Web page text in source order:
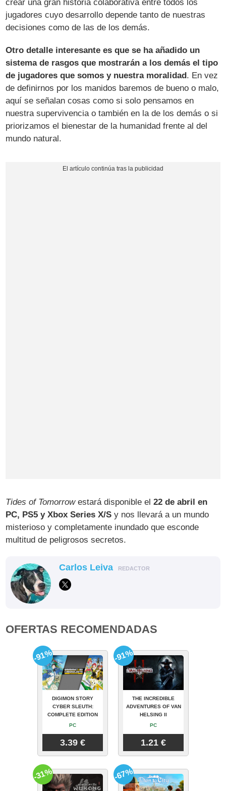
crear una gran historia colaborativa entre todos los
jugadores cuyo desarrollo depende tanto de nuestras
decisiones como de las de los demás.
Otro detalle interesante es que se ha añadido un
sistema de rasgos que mostrarán a los demás el tipo
de jugadores que somos y nuestra moralidad . En vez
de definirnos por los manidos baremos de bueno o malo,
aquí se señalan cosas como si solo pensamos en
nuestra supervivencia o también en la de los demás o si
priorizamos el bienestar de la humanidad frente al del
mundo natural.
Tides of Tomorrowestará disponible el22 de abril en
PC, PS5 y Xbox Series X/S y nos llevará a un mundo
misterioso y completamente inundado que esconde
multitud de peligrosos secretos.
Carlos Leiva REDACTOR
OFERTAS RECOMENDADAS
DIGIMON STORY
CYBER SLEUTH:
COMPLETE EDITION
PC
3.39 €
-91%
THE INCREDIBLE
ADVENTURES OF VAN
HELSING II
PC
1.21 €
-91%
-31% -67%